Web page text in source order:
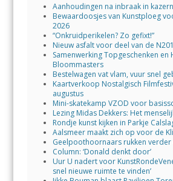
Aanhoudingen na inbraak in
Bewaardoosjes van Kunstploeg
2026
“Onkruidperikelen? Zo gefixt!”
Nieuw asfalt voor deel van de N201
Samenwerking Topgeschenken en
Bloommasters
Bestelwagen vat vlam, vuur snel
Kaartverkoop Nostalgisch
augustus
Mini-skatekamp VZOD voor
Lezing Midas Dekkers: Het
Rondje kunst kijken in Parkje
Aalsmeer maakt zich op voor de
Geelpoothoornaars rukken
Column: ‘Donald denkt door’
Uur U nadert voor
snel nieuwe ruimte te vinden’